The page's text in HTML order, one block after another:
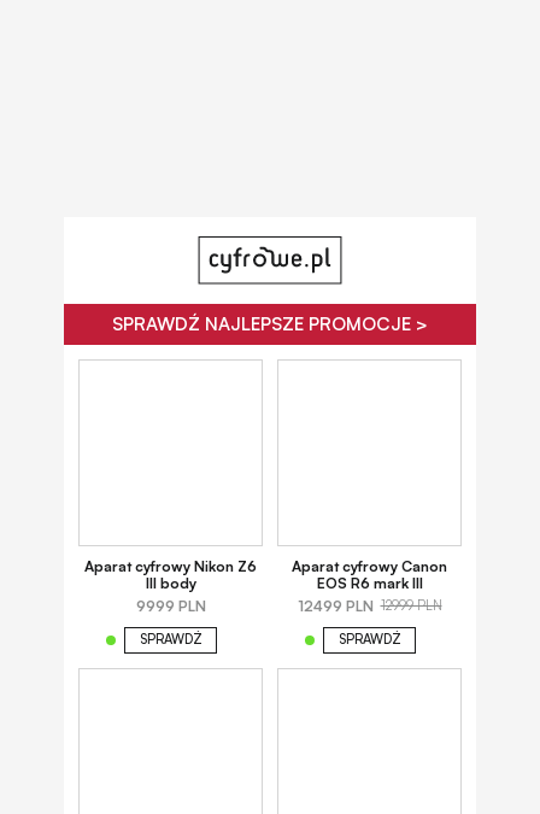
SPRAWDŹ NAJLEPSZE PROMOCJE >
Aparat cyfrowy Nikon Z6
III body
9999 PLN
SPRAWDŹ
Aparat cyfrowy Canon
EOS R6 mark III
12499 PLN 12999 PLN
SPRAWDŹ